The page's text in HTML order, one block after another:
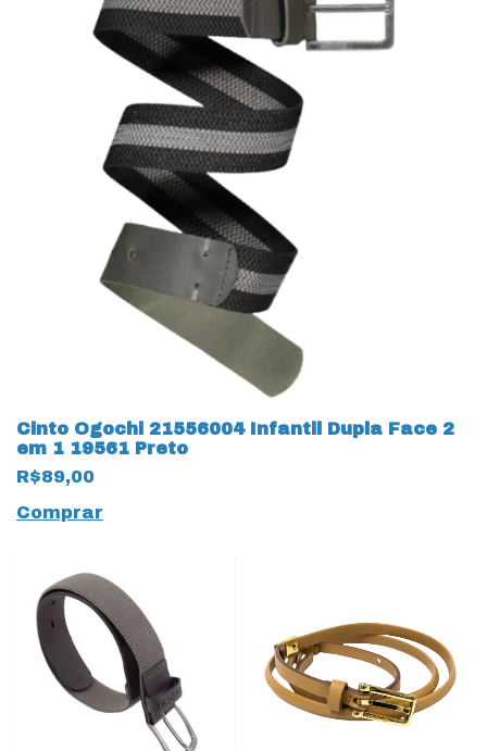
Cinto Ogochi 21556004 Infantil Dupla Face 2
em 1 19561 Preto
R$89,00
Comprar